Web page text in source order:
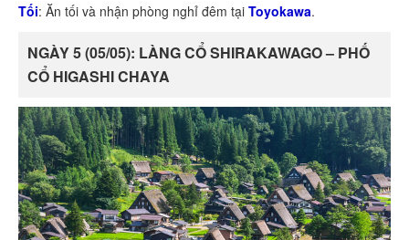
Tối: Ăn tối và nhận phòng nghỉ đêm tại Toyokawa.
NGÀY 5 (05/05): LÀNG CỔ SHIRAKAWAGO – PHỐ
CỔ HIGASHI CHAYA